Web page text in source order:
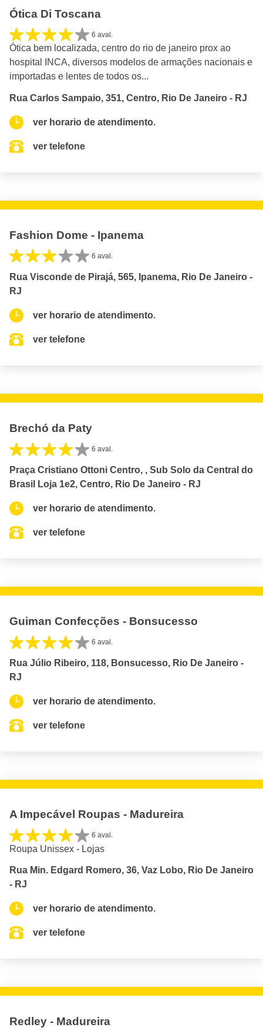
Ótica Di Toscana
6 aval.
Ótica bem localizada, centro do rio de janeiro prox ao
hospital INCA, diversos modelos de armações nacionais e
importadas e lentes de todos os...
Rua Carlos Sampaio, 351, Centro, Rio De Janeiro - RJ
ver horario de atendimento.
ver telefone
Fashion Dome - Ipanema
6 aval.
Rua Visconde de Pirajá, 565, Ipanema, Rio De Janeiro -
RJ
ver horario de atendimento.
ver telefone
Brechó da Paty
6 aval.
Praça Cristiano Ottoni Centro, , Sub Solo da Central do
Brasil Loja 1e2, Centro, Rio De Janeiro - RJ
ver horario de atendimento.
ver telefone
Guiman Confecções - Bonsucesso
6 aval.
Rua Júlio Ribeiro, 118, Bonsucesso, Rio De Janeiro -
RJ
ver horario de atendimento.
ver telefone
A Impecável Roupas - Madureira
6 aval.
Roupa Unissex - Lojas
Rua Min. Edgard Romero, 36, Vaz Lobo, Rio De Janeiro
- RJ
ver horario de atendimento.
ver telefone
Redley - Madureira